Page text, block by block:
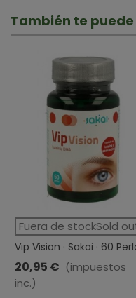
También te
Fuera de stockSold
Vip Vision · Sakai · 60
20,95 € (impuestos
inc.)